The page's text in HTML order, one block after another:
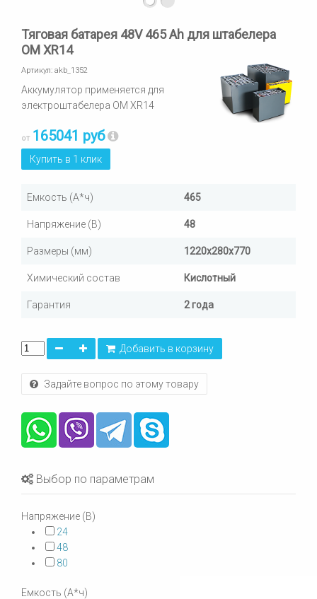
Тяговая батарея 48V 465 Ah для штабелера
OM XR14
Артикул: akb_1352
Аккумулятор применяется для
электроштабелера OM XR14
от 165041 руб
Купить в 1 клик
Емкость (А*ч) 465
Напряжение (В) 48
Размеры (мм) 1220х280х770
Химический состав Кислотный
Гарантия 2 года
Добавить в корзину
Задайте вопрос по этому товару
Выбор по параметрам
Напряжение (В)
24
48
80
Емкость (А*ч)